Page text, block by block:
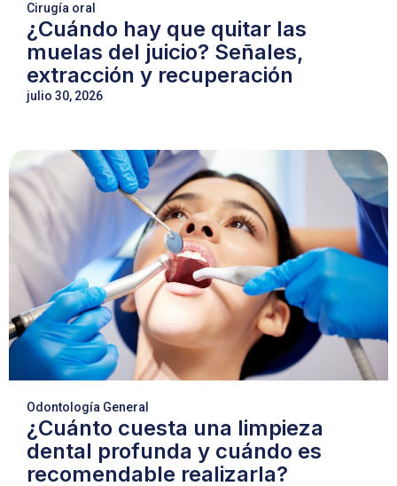
Cirugía oral
¿Cuándo hay que quitar las
muelas del juicio? Señales,
extracción y recuperación
julio 30, 2026
Odontología General
¿Cuánto cuesta una limpieza
dental profunda y cuándo es
recomendable realizarla?